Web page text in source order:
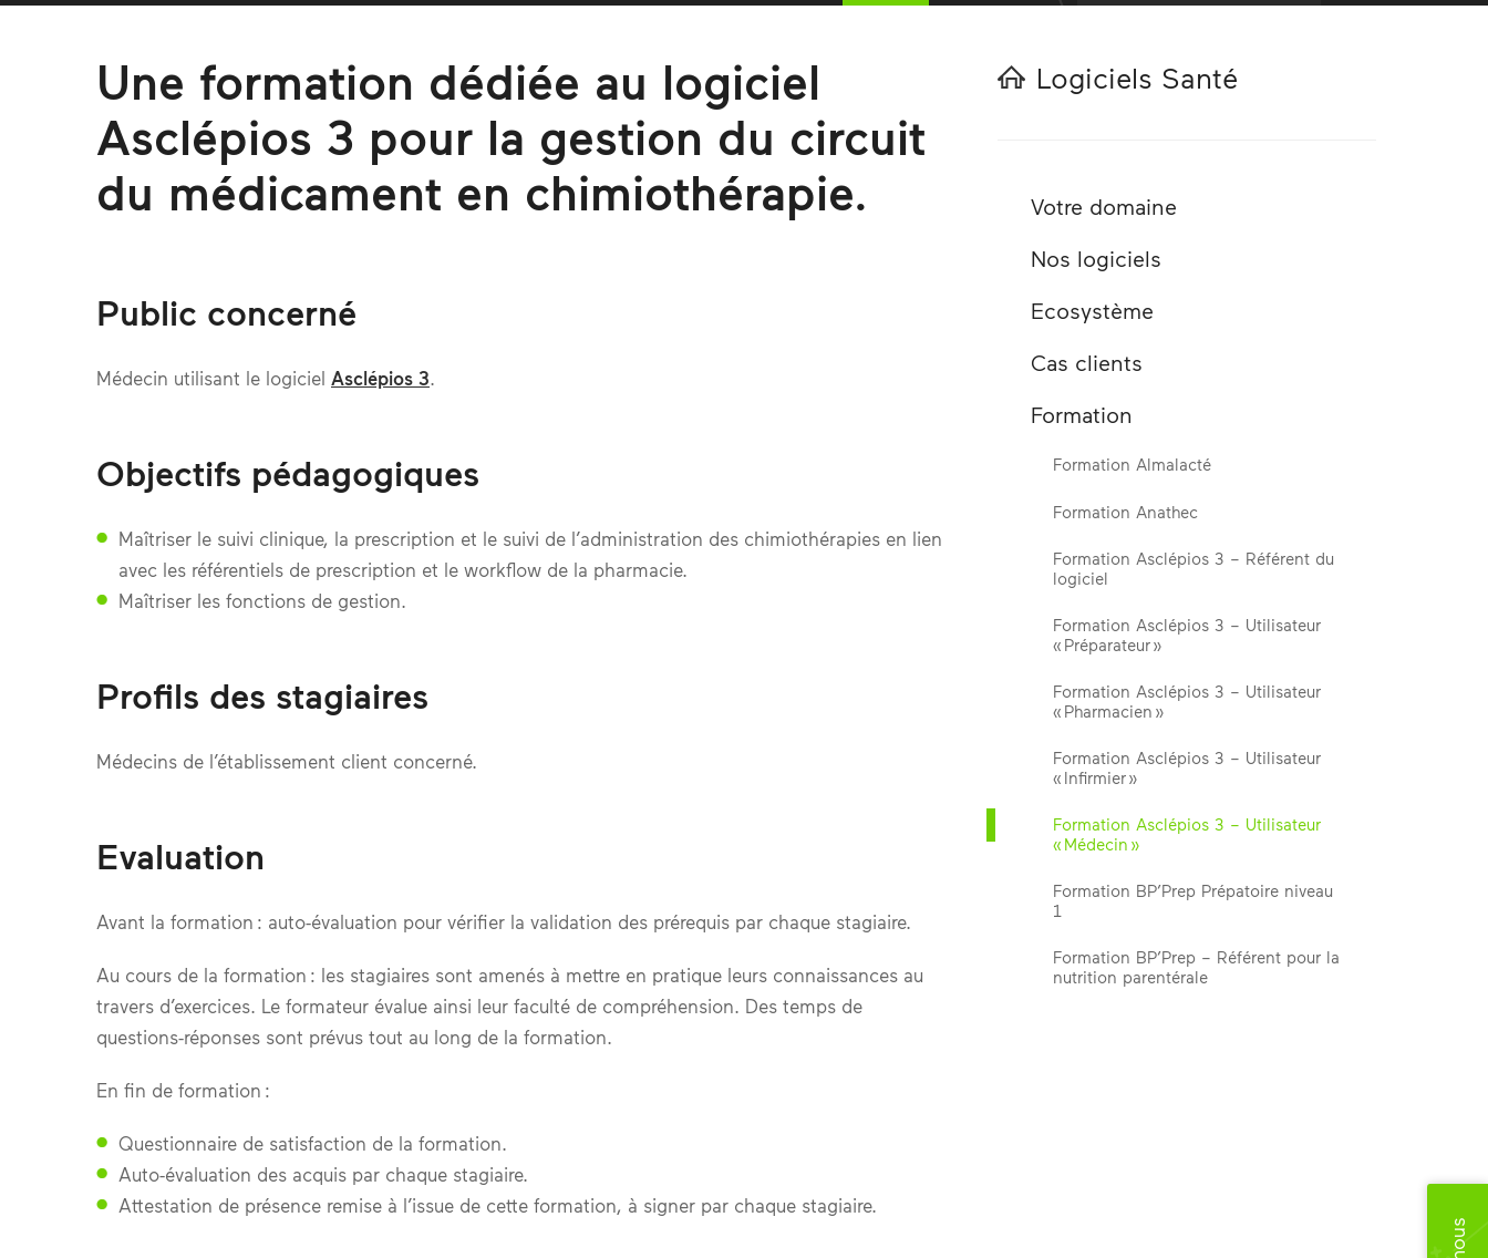
Une formation dédiée au logiciel
Asclépios 3 pour la gestion du circuit
du médicament en chimiothérapie.
Public concerné
Médecin utilisant le logiciel Asclépios 3.
Objectifs pédagogiques
Maîtriser le suivi clinique, la prescription et le suivi de l’administration des chimiothérapies en lien
avec les référentiels de prescription et le workflow de la pharmacie.
Maîtriser les fonctions de gestion.
Profils des stagiaires
Médecins de l’établissement client concerné.
Evaluation
Avant la formation : auto-évaluation pour vérifier la validation des prérequis par chaque stagiaire.
Au cours de la formation : les stagiaires sont amenés à mettre en pratique leurs connaissances au
travers d’exercices. Le formateur évalue ainsi leur faculté de compréhension. Des temps de
questions-réponses sont prévus tout au long de la formation.
En fin de formation :
Questionnaire de satisfaction de la formation.
Auto-évaluation des acquis par chaque stagiaire.
Attestation de présence remise à l’issue de cette formation, à signer par chaque stagiaire.
Logiciels Santé
Votre domaine
Nos logiciels
Ecosystème
Cas clients
Formation
Formation Almalacté
Formation Anathec
Formation Asclépios 3 – Référent du
logiciel
Formation Asclépios 3 – Utilisateur
« Préparateur »
Formation Asclépios 3 – Utilisateur
« Pharmacien »
Formation Asclépios 3 – Utilisateur
« Infirmier »
Formation Asclépios 3 – Utilisateur
« Médecin »
Formation BP’Prep Prépatoire niveau
1
Formation BP’Prep – Référent pour la
nutrition parentérale